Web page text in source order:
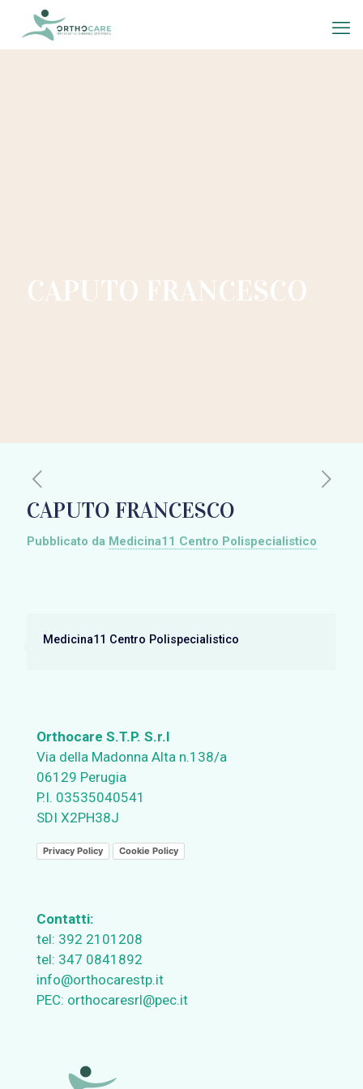
CAPUTO FRANCESCO
CAPUTO FRANCESCO
Pubblicato da Medicina11 Centro Polispecialistico
Medicina11 Centro Polispecialistico
Orthocare S.T.P. S.r.l
Via della Madonna Alta n.138/a
06129 Perugia
P.I. 03535040541
SDI X2PH38J
Privacy Policy Cookie Policy
Contatti:
tel: 392 2101208
tel: 347 0841892
info@orthocarestp.it
PEC: orthocaresrl@pec.it